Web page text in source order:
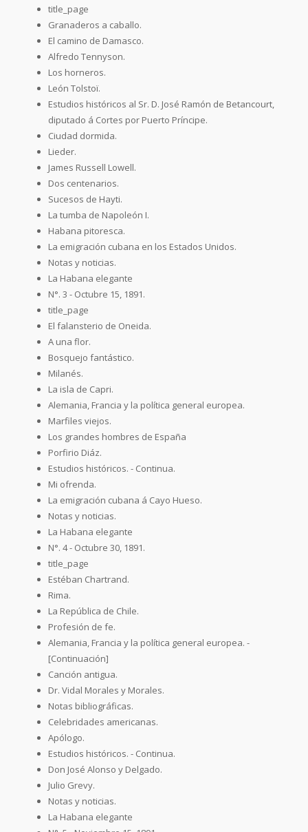
title_page
Granaderos a caballo.
El camino de Damasco.
Alfredo Tennyson.
Los horneros.
León Tolstoï.
Estudios históricos al Sr. D. José Ramón de Betancourt,
diputado á Cortes por Puerto Príncipe.
Ciudad dormida.
Lieder.
James Russell Lowell.
Dos centenarios.
Sucesos de Hayti.
La tumba de Napoleón I.
Habana pitoresca.
La emigración cubana en los Estados Unidos.
Notas y noticias.
La Habana elegante
N°. 3 - Octubre 15, 1891.
title_page
El falansterio de Oneida.
A una flor.
Bosquejo fantástico.
Milanés.
La isla de Capri.
Alemania, Francia y la política general europea.
Marfiles viejos.
Los grandes hombres de España
Porfirio Diáz.
Estudios históricos. - Continua.
Mi ofrenda.
La emigración cubana á Cayo Hueso.
Notas y noticias.
La Habana elegante
N°. 4 - Octubre 30, 1891.
title_page
Estéban Chartrand.
Rima.
La República de Chile.
Profesión de fe.
Alemania, Francia y la política general europea. -
[Continuación]
Canción antigua.
Dr. Vidal Morales y Morales.
Notas bibliográficas.
Celebridades americanas.
Apólogo.
Estudios históricos. - Continua.
Don José Alonso y Delgado.
Julio Grevy.
Notas y noticias.
La Habana elegante